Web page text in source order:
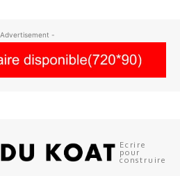
-
Ecrire
pour
construire